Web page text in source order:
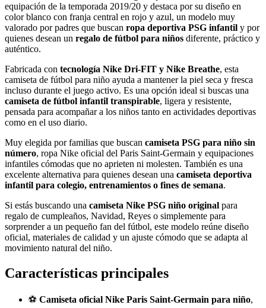
equipación de la temporada 2019/20 y destaca por su diseño en
color blanco con franja central en rojo y azul, un modelo muy
valorado por padres que buscan ropa deportiva PSG infantil y por
quienes desean un regalo de fútbol para niños diferente, práctico y
auténtico.
Fabricada con tecnología Nike Dri-FIT y Nike Breathe, esta
camiseta de fútbol para niño ayuda a mantener la piel seca y fresca
incluso durante el juego activo. Es una opción ideal si buscas una
camiseta de fútbol infantil transpirable, ligera y resistente,
pensada para acompañar a los niños tanto en actividades deportivas
como en el uso diario.
Muy elegida por familias que buscan camiseta PSG para niño sin
número, ropa Nike oficial del Paris Saint-Germain y equipaciones
infantiles cómodas que no aprieten ni molesten. También es una
excelente alternativa para quienes desean una camiseta deportiva
infantil para colegio, entrenamientos o fines de semana.
Si estás buscando una camiseta Nike PSG niño original para
regalo de cumpleaños, Navidad, Reyes o simplemente para
sorprender a un pequeño fan del fútbol, este modelo reúne diseño
oficial, materiales de calidad y un ajuste cómodo que se adapta al
movimiento natural del niño.
Características principales
⚽ Camiseta oficial Nike Paris Saint-Germain para niño,